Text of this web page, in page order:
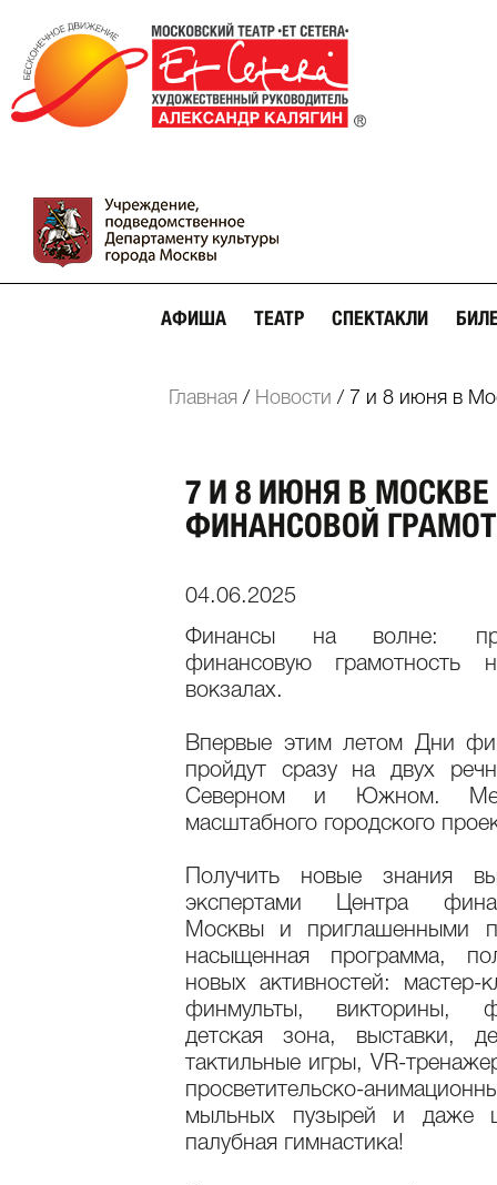
АФИША ТЕАТР СПЕКТАКЛИ
Главная / Новости / 7 и 8 июня в
7 И 8 ИЮНЯ В
ФИНАНСОВОЙ
04.06.2025
Финансы на волне:
финансовую грамотность
вокзалах.
Впервые этим летом Дни
пройдут сразу на двух
Северном и Южном.
масштабного городского
Получить новые знания
экспертами Центра
Москвы и приглашенными
насыщенная программа,
новых активностей: мастер-
финмульты, викторины,
детская зона, выставки,
тактильные игры, VR-
просветительско-
мыльных пузырей и даже
палубная гимнастика!